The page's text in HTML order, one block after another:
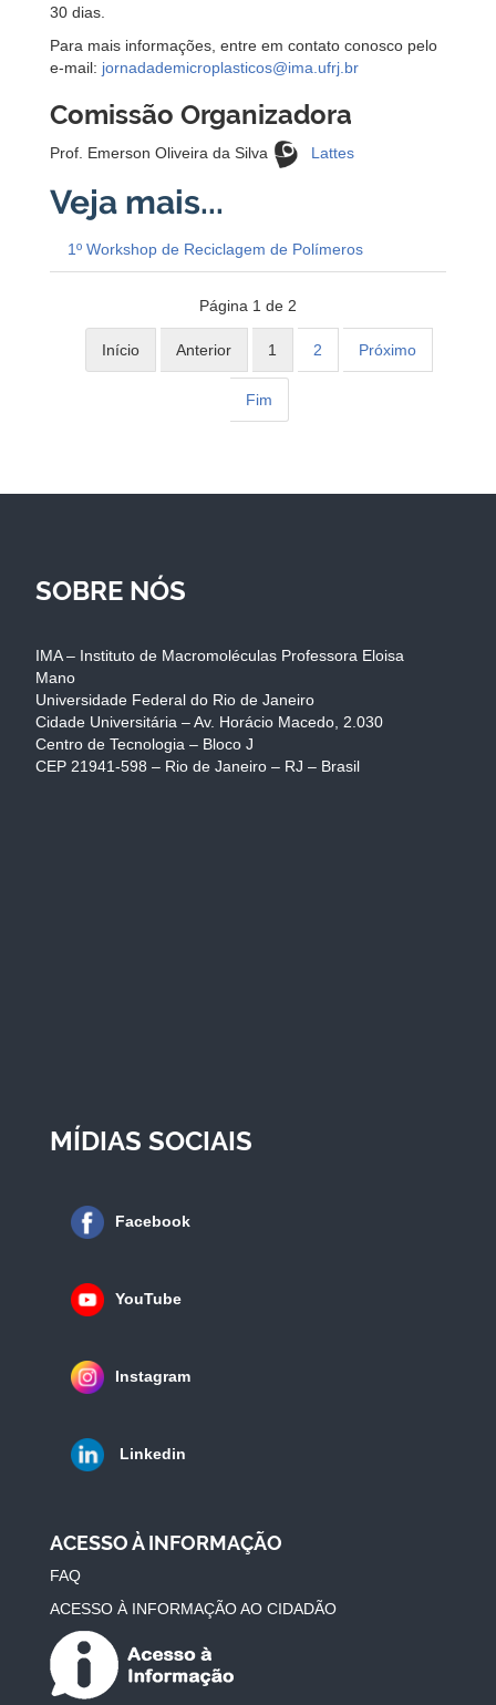
30 dias.
Para mais informações, entre em contato conosco pelo
e-mail: jornadademicroplasticos@ima.ufrj.br
Comissão Organizadora
Prof. Emerson Oliveira da Silva Lattes
1º Workshop de Reciclagem de Polímeros
Página 1 de 2
Início Anterior 1 2 Próximo
Fim
SOBRE NÓS
IMA – Instituto de Macromoléculas Professora Eloisa
Mano
Universidade Federal do Rio de Janeiro
Cidade Universitária – Av. Horácio Macedo, 2.030
Centro de Tecnologia – Bloco J
CEP 21941-598 – Rio de Janeiro – RJ – Brasil
MÍDIAS SOCIAIS
Facebook
YouTube
Instagram
Linkedin
ACESSO À INFORMAÇÃO
FAQ
ACESSO À INFORMAÇÃO AO CIDADÃO